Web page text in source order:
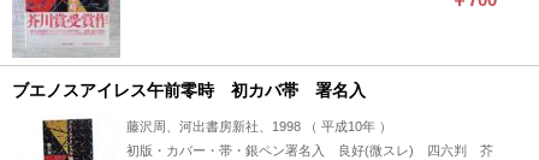
ブエノスアイレス午前零時 初カバ帯 署名入
藤沢周、河出書房新社、1998 （ 平成10年 ）
初版・カバー・帯・銀ペン署名入 良好(微スレ) 四六判 芥